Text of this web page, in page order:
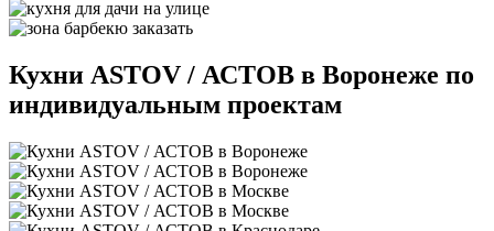
Кухни ASTOV / АСТОВ в Воронеже по
индивидуальным проектам